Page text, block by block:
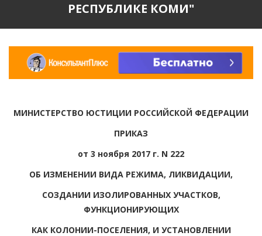
РЕСПУБЛИКЕ КОМИ"
МИНИСТЕРСТВО ЮСТИЦИИ РОССИЙСКОЙ ФЕДЕРАЦИИ
ПРИКАЗ
от 3 ноября 2017 г. N 222
ОБ ИЗМЕНЕНИИ ВИДА РЕЖИМА, ЛИКВИДАЦИИ,
СОЗДАНИИ ИЗОЛИРОВАННЫХ УЧАСТКОВ,
ФУНКЦИОНИРУЮЩИХ
КАК КОЛОНИИ-ПОСЕЛЕНИЯ, И УСТАНОВЛЕНИИ